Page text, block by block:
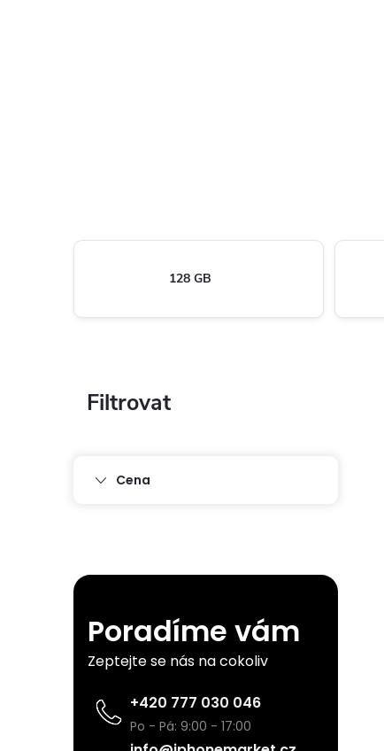
128 GB
P
r
a
n
Cena
Poradíme vám
Zeptejte se nás na cokoliv
+420 777 030 046
Po - Pá: 9:00 - 17:00